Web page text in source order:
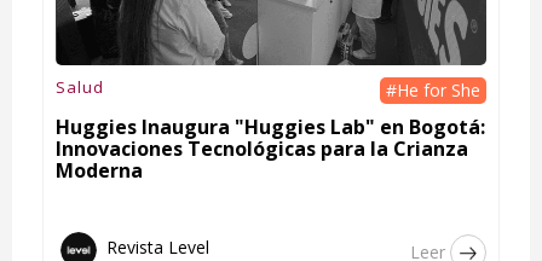
Salud #He for She
Huggies Inaugura "Huggies Lab" en Bogotá:
Innovaciones Tecnológicas para la Crianza
Moderna
Revista Level Leer